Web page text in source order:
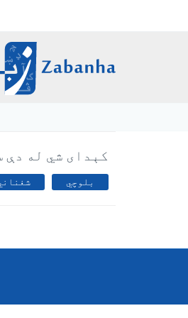
کېدای شي له
بلوچي